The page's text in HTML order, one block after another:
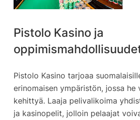
Pistolo Kasino ja
Pistolo Kasino tarjoaa
erinomaisen ympäristön, jossa he
kehittyä. Laaja pelivalikoima
ja kasinopelit, jolloin pelaajat